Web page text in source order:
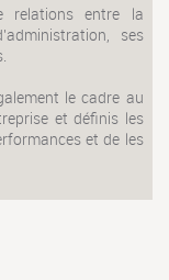
relations entre la
ses
le cadre au
et définis les
et de les